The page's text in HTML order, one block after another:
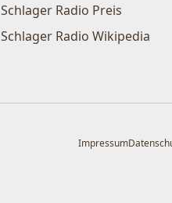
Schlager Radio Preis
Schlager Radio Wikipedia
Impressum